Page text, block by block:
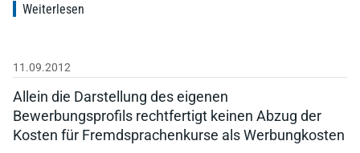
Weiterlesen
11.09.2012
Allein die Darstellung des eigenen
Bewerbungsprofils rechtfertigt keinen Abzug der
Kosten für Fremdsprachenkurse als Werbungkosten